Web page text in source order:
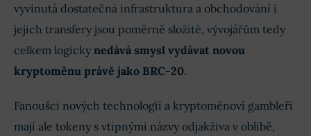
vyvinutá dostatečná infrastruktura a obchodování i
jejich transfery jsou poměrně složité, vývojářům tedy
celkem logicky nedává smysl vydávat novou
kryptoměnu právě jako BRC-20.
Fanoušci nových technologií a kryptoměnoví gambleři
mají ale tokeny s vtipnými názvy odjakživa v oblibě,